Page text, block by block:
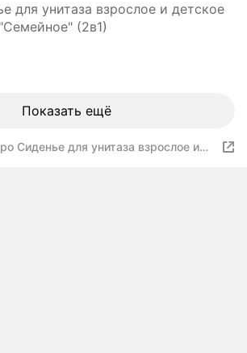
для унитаза взрослое и детское
(2в1)
Показать ещё
Сиденье для унитаза взрослое и